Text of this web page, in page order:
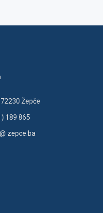
Žepče
189 865
zepce.ba